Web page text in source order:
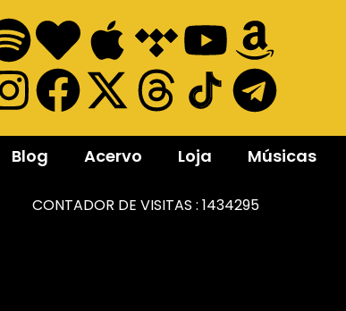
Blog Acervo Loja Músicas
CONTADOR DE VISITAS : 1434295